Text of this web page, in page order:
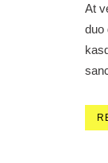
At
duo